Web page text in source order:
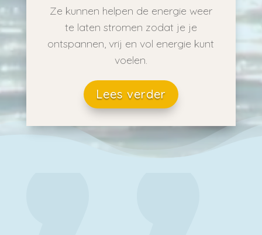
Ze kunnen helpen de energie weer
te laten stromen zodat je je
ontspannen, vrij en vol energie kunt
voelen.
Lees verder